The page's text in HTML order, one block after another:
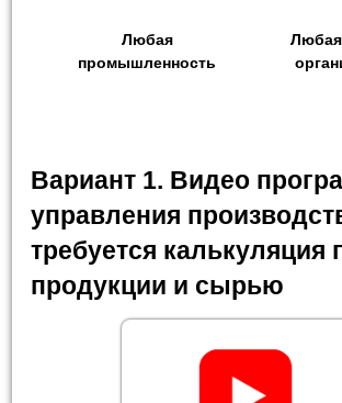
Любая
промышленность
Любая
Вариант 1. Видео
управления
требуется калькуляция
продукции и сырью